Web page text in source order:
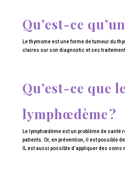
Qu’est-ce
Le thymome est une forme de tumeur du
claires sur son diagnostic et ses
Qu’est-ce que le
lymphœdème ?
Le lymphœdème est un problème de santé
patients. Or, en prévention, il est possible
IL est aussi possible d’appliquer des soins